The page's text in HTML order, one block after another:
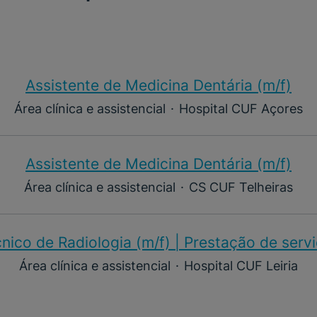
Assistente de Medicina Dentária (m/f)​
Área clínica e assistencial · Hospital CUF Açores
Assistente de Medicina Dentária (m/f)​
Área clínica e assistencial · CS CUF Telheiras
de Radiologia (m/f) | Prestação de
Área clínica e assistencial · Hospital CUF Leiria